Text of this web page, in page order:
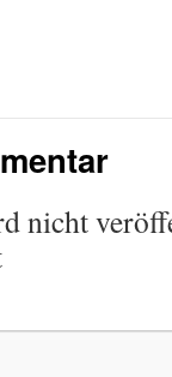
nicht